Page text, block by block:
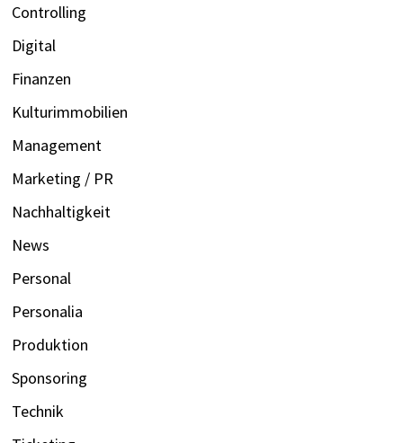
Controlling
Digital
Finanzen
Kulturimmobilien
Management
Marketing / PR
Nachhaltigkeit
News
Personal
Personalia
Produktion
Sponsoring
Technik